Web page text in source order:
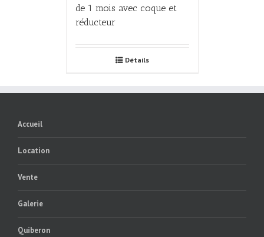
de 1 mois avec coque et
réducteur
Détails
Accueil
Location
Vente
Galerie
Quiberon